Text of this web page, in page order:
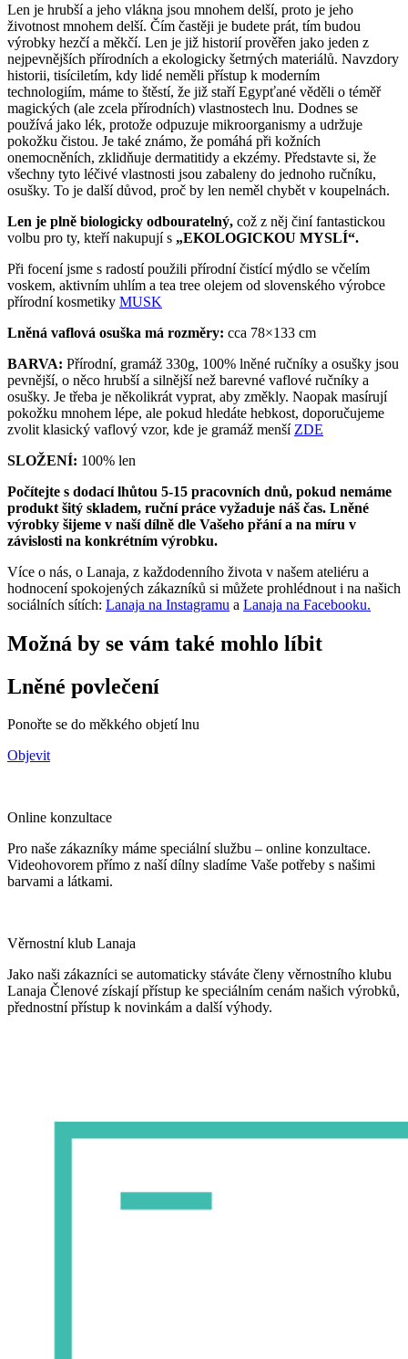
Len je hrubší a jeho vlákna jsou mnohem delší, proto je jeho
životnost mnohem delší. Čím častěji je budete prát, tím budou
výrobky hezčí a měkčí. Len je již historií prověřen jako jeden z
nejpevnějších přírodních a ekologicky šetrných materiálů. Navzdory
historii, tisíciletím, kdy lidé neměli přístup k moderním
technologiím, máme to štěstí, že již staří Egypťané věděli o téměř
magických (ale zcela přírodních) vlastnostech lnu. Dodnes se
používá jako lék, protože odpuzuje mikroorganismy a udržuje
pokožku čistou. Je také známo, že pomáhá při kožních
onemocněních, zklidňuje dermatitidy a ekzémy. Představte si, že
všechny tyto léčivé vlastnosti jsou zabaleny do jednoho ručníku,
osušky. To je další důvod, proč by len neměl chybět v koupelnách.
Len je plně biologicky odbouratelný, což z něj činí fantastickou
volbu pro ty, kteří nakupují s „EKOLOGICKOU MYSLÍ“.
Při focení jsme s radostí použili přírodní čistící mýdlo se včelím
voskem, aktivním uhlím a tea tree olejem od slovenského výrobce
přírodní kosmetiky MUSK
Lněná vaflová osuška má rozměry: cca 78×133 cm
BARVA: Přírodní, gramáž 330g, 100% lněné ručníky a osušky jsou
pevnější, o něco hrubší a silnější než barevné vaflové ručníky a
osušky. Je třeba je několikrát vyprat, aby změkly. Naopak masírují
pokožku mnohem lépe, ale pokud hledáte hebkost, doporučujeme
zvolit klasický vaflový vzor, kde je gramáž menší ZDE
SLOŽENÍ: 100% len
Počítejte s dodací lhůtou 5-15 pracovních dnů, pokud nemáme
produkt šitý skladem, ruční práce vyžaduje náš čas. Lněné
výrobky šijeme v naší dílně dle Vašeho přání a na míru v
závislosti na konkrétním výrobku.
Více o nás, o Lanaja, z každodenního života v našem ateliéru a
hodnocení spokojených zákazníků si můžete prohlédnout i na našich
sociálních sítích: Lanaja na Instagramu a Lanaja na Facebooku.
Možná by se vám také mohlo líbit
Lněné povlečení
Ponořte se do měkkého objetí lnu
Objevit
Online konzultace
Pro naše zákazníky máme speciální službu – online konzultace.
Videohovorem přímo z naší dílny sladíme Vaše potřeby s našimi
barvami a látkami.
Věrnostní klub Lanaja
Jako naši zákazníci se automaticky stáváte členy věrnostního klubu
Lanaja Členové získají přístup ke speciálním cenám našich výrobků,
přednostní přístup k novinkám a další výhody.